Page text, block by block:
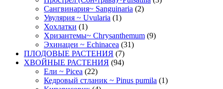
Сангвинария~ Sanguinaria (2)
Увулярия ~ Uvularia (1)
Хохлатки (1)
Хризантемы~ Chrysanthemum (9)
Эхинацеи ~ Echinacea (31)
ПЛОДОВЫЕ РАСТЕНИЯ (7)
ХВОЙНЫЕ РАСТЕНИЯ (94)
Ели ~ Picea (22)
Кедровый стланик ~ Pinus pumila (1)